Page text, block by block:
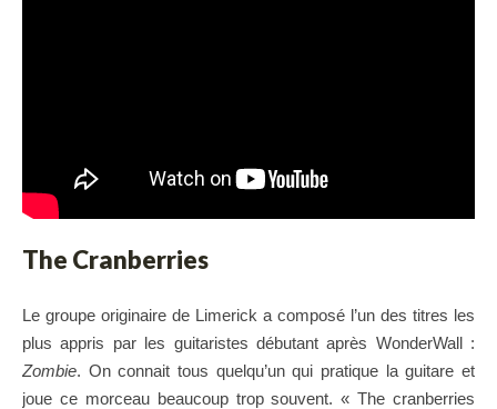
The Cranberries
Le groupe originaire de Limerick a composé l’un des titres les
plus appris par les guitaristes débutant après WonderWall :
Zombie. On connait tous quelqu’un qui pratique la guitare et
joue ce morceau beaucoup trop souvent. « The cranberries